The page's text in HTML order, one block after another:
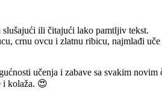
ili čitajući lako pamtljiv tekst.
crnu ovcu i zlatnu ribicu, najmlađi
učenja i zabave sa svakim
i kolaža. 😍